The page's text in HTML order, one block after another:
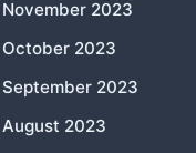
November 2023
October 2023
September 2023
August 2023